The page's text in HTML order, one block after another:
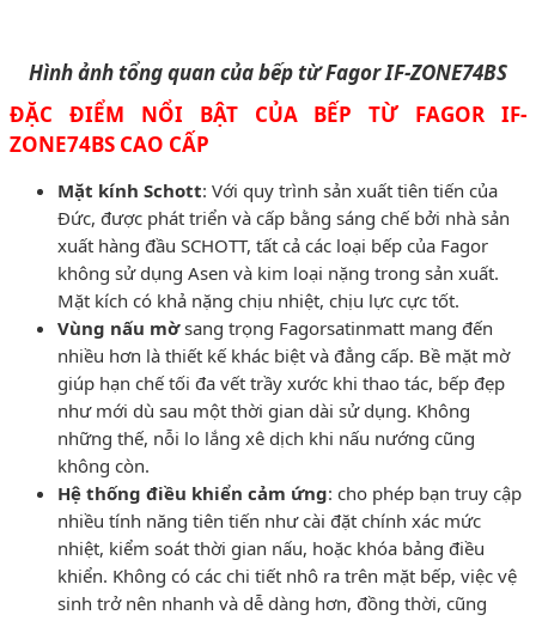
Hình ảnh tổng quan của bếp từ Fagor IF-ZONE74BS
ĐẶC ĐIỂM NỔI BẬT CỦA BẾP TỪ FAGOR IF-
ZONE74BS CAO CẤP
Mặt kính Schott: Với quy trình sản xuất tiên tiến của
Đức, được phát triển và cấp bằng sáng chế bởi nhà sản
xuất hàng đầu SCHOTT, tất cả các loại bếp của Fagor
không sử dụng Asen và kim loại nặng trong sản xuất.
Mặt kích có khả nặng chịu nhiệt, chịu lực cực tốt.
Vùng nấu mờsang trọng Fagorsatinmatt mang đến
nhiều hơn là thiết kế khác biệt và đẳng cấp. Bề mặt mờ
giúp hạn chế tối đa vết trầy xước khi thao tác, bếp đẹp
như mới dù sau một thời gian dài sử dụng. Không
những thế, nỗi lo lắng xê dịch khi nấu nướng cũng
không còn.
Hệ thống điều khiển cảm ứng: cho phép bạn truy cập
nhiều tính năng tiên tiến như cài đặt chính xác mức
nhiệt, kiểm soát thời gian nấu, hoặc khóa bảng điều
khiển. Không có các chi tiết nhô ra trên mặt bếp, việc vệ
sinh trở nên nhanh và dễ dàng hơn, đồng thời, cũng